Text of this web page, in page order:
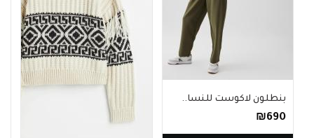
بنطلون لاكوست للنسا..
₪690